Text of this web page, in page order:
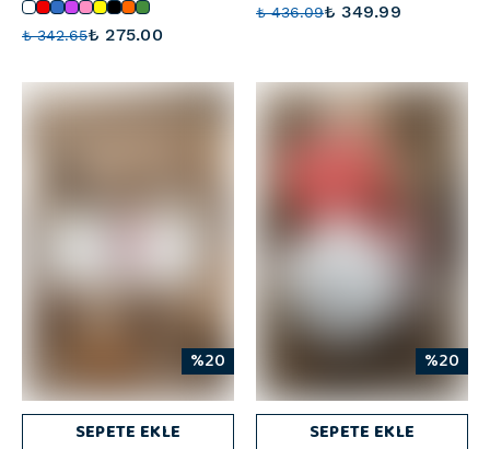
₺ 342.65₺ 275.00
₺ 436.09₺ 349.99
%20
SEPETE EKLE
%20
SEPETE EKLE